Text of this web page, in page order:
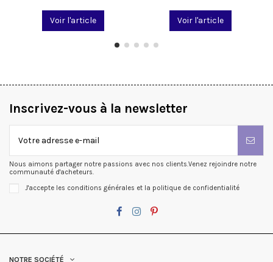
Voir l'article Voir l'article
Inscrivez-vous à la newsletter
Nous aimons partager notre passions avec nos clients.Venez rejoindre notre
communauté d'acheteurs.
J'accepte les conditions générales et la politique de confidentialité
NOTRE SOCIÉTÉ